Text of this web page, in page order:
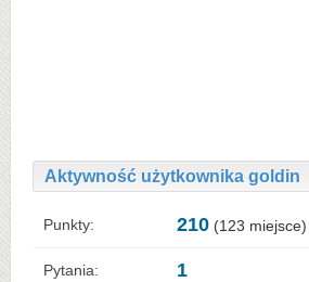
Aktywność użytkownika goldin
Punkty: 210 (123 miejsce)
Pytania: 1